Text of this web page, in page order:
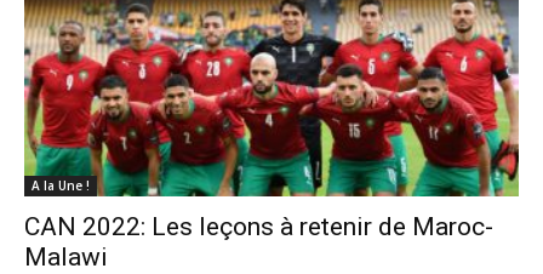
A la Une !
CAN 2022: Les leçons à retenir de Maroc-
Malawi